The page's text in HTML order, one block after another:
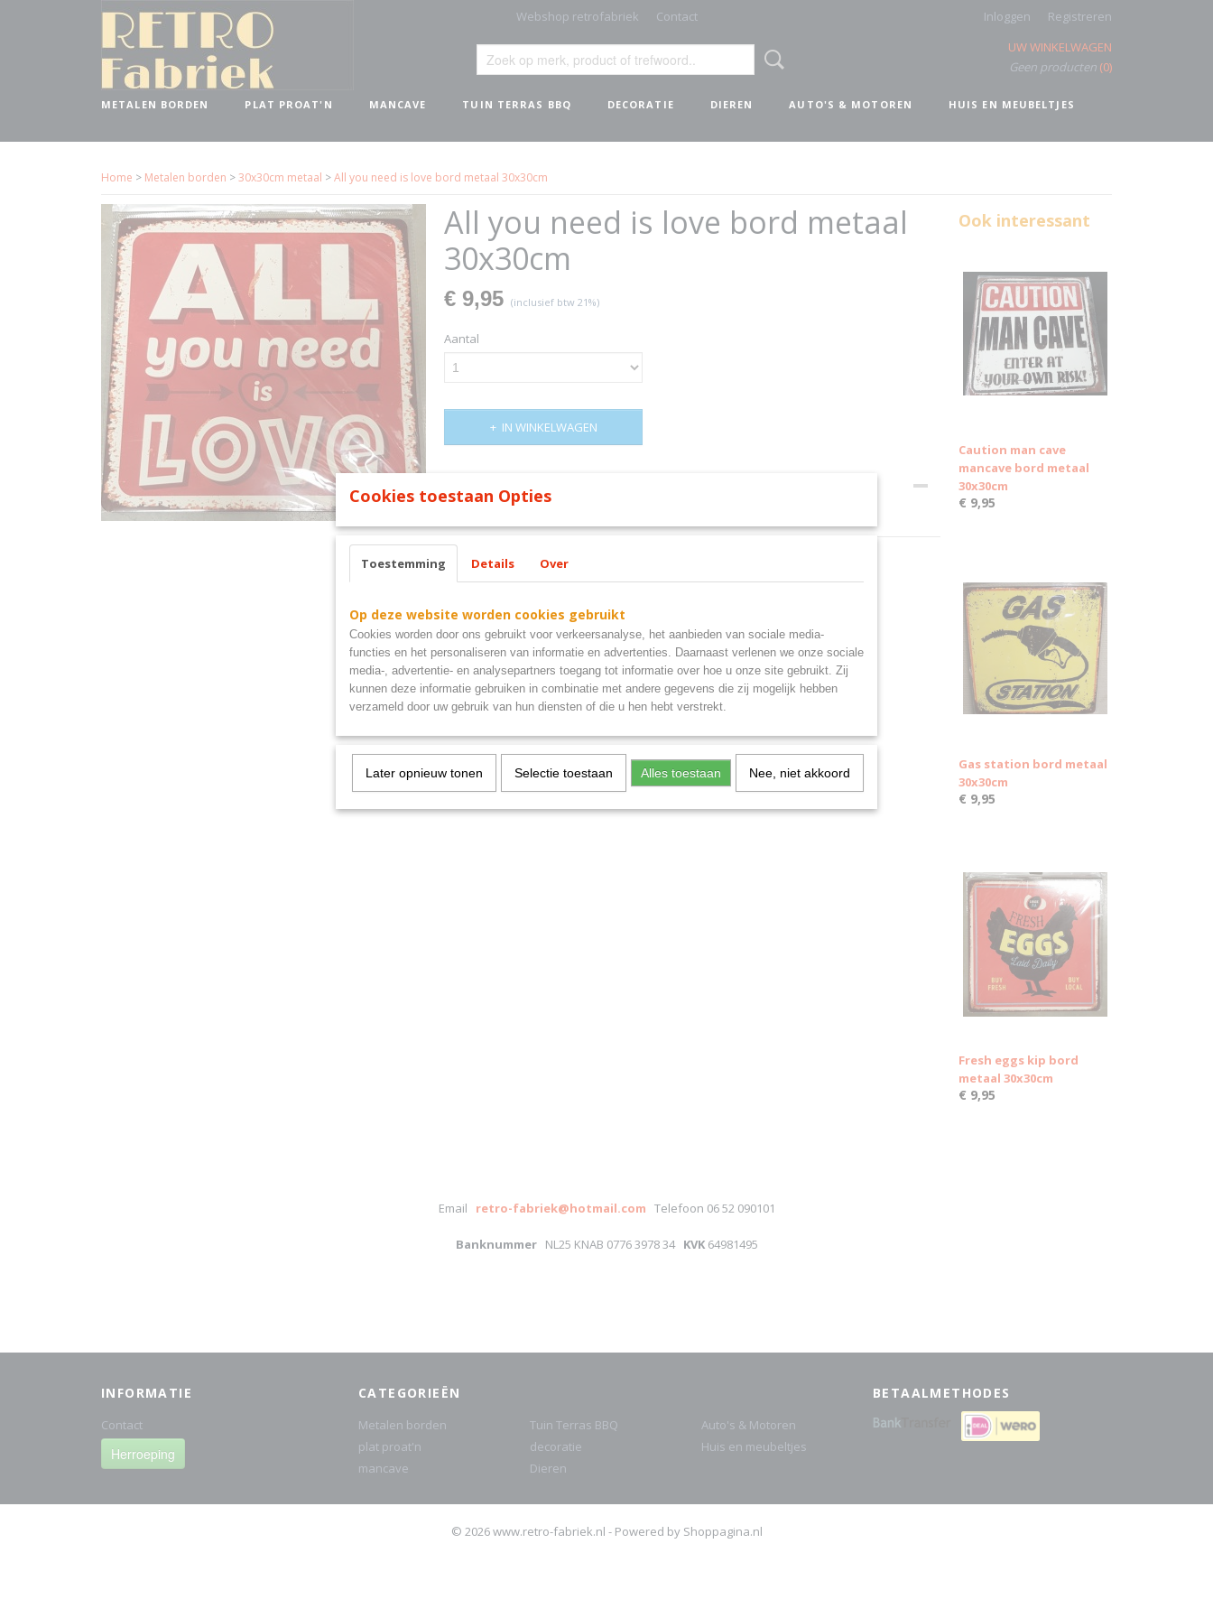
Webshop retrofabriek Contact Inloggen
Registreren
UW WINKELWAGEN
Geen producten (0)
METALEN BORDEN PLAT PROAT'N MANCAVE TUIN TERRAS BBQ DECORATIE DIEREN AUTO'S & MOTOREN HUIS EN MEUBELTJES
Home > Metalen borden >30x30cm metaal >All you need is love bord metaal 30x30cm
All you need is love bord metaal
30x30cm
€ 9,95 (inclusief btw 21%)
Aantal
IN WINKELWAGEN
Ook interessant
Caution man cave
mancave bord metaal
30x30cm
€ 9,95
Gas station bord metaal
30x30cm
€ 9,95
Fresh eggs kip bord
metaal 30x30cm
€ 9,95
Email retro-fabriek@hotmail.com Telefoon 06 52 090101
Banknummer NL25 KNAB 0776 3978 34 KVK64981495
INFORMATIE
Contact
Herroeping
CATEGORIEËN
Metalen borden
plat proat'n
mancave
Tuin Terras BBQ
decoratie
Dieren
Auto's & Motoren
Huis en meubeltjes
BETAALMETHODES
© 2026 www.retro-fabriek.nl - Powered by Shoppagina.nl
Cookies toestaan Opties
Toestemming Details Over
Op deze website worden cookies gebruikt
Cookies worden door ons gebruikt voor verkeersanalyse, het aanbieden van sociale media-
functies en het personaliseren van informatie en advertenties. Daarnaast verlenen we onze sociale
media-, advertentie- en analysepartners toegang tot informatie over hoe u onze site gebruikt. Zij
kunnen deze informatie gebruiken in combinatie met andere gegevens die zij mogelijk hebben
verzameld door uw gebruik van hun diensten of die u hen hebt verstrekt.
Later opnieuw tonen Selectie toestaan Alles toestaan Nee, niet akkoord